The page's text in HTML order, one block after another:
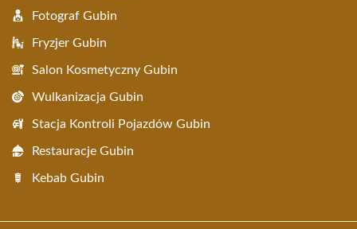
Fotograf Gubin
Fryzjer Gubin
Salon Kosmetyczny Gubin
Wulkanizacja Gubin
Stacja Kontroli Pojazdów Gubin
Restauracje Gubin
Kebab Gubin